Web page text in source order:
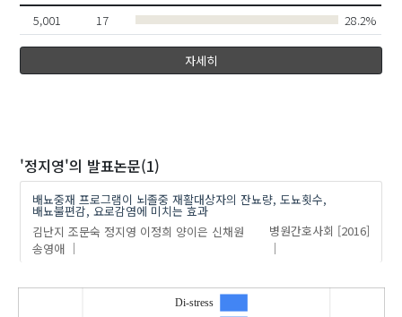
5,001 17 28.2%
자세히
'정지영'의 발표논문(1)
배뇨중재 프로그램이 뇌졸중 재활대상자의 잔뇨량, 도뇨횟수,
배뇨불편감, 요로감염에 미치는 효과
김난지 조문숙 정지영 이정희 양이은 신채원
송영애
병원간호사회 [2016]
Di-stress